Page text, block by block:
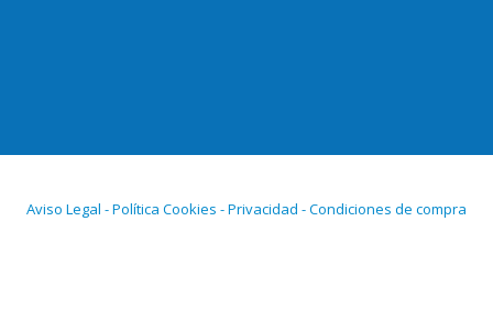
Aviso Legal - Política Cookies - Privacidad - Condiciones de compra